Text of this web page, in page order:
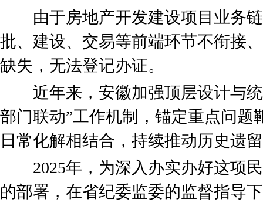
由于房地产开发建设项目业务链
批、建设、交易等前端环节不衔接
缺失，无法登记办证。
近年来，安徽加强顶层设计与统
部门联动”工作机制，锚定重点问题
日常化解相结合，持续推动历史遗
2025年，为深入办实办好这项民
的部署，在省纪委监委的监督指导